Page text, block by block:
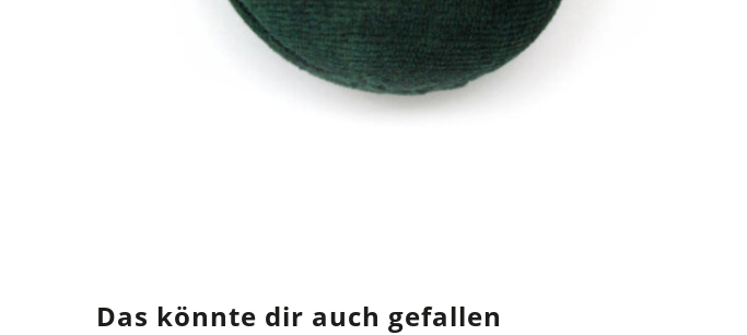
Das könnte dir auch gefallen